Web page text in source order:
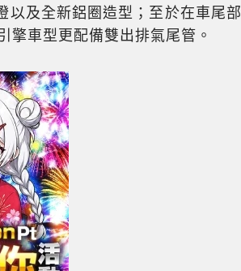
以及全新鋁圈造型；至於在車尾部
擎車型更配備雙出排氣尾管。